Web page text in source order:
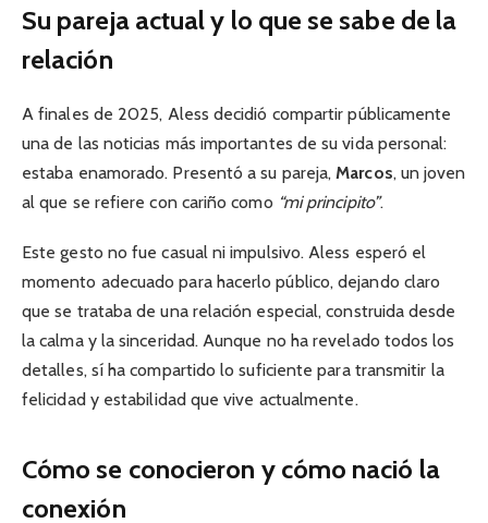
Su pareja actual y lo que se sabe de la
relación
A finales de 2025, Aless decidió compartir públicamente
una de las noticias más importantes de su vida personal:
estaba enamorado. Presentó a su pareja,Marcos, un joven
al que se refiere con cariño como “mi principito”.
Este gesto no fue casual ni impulsivo. Aless esperó el
momento adecuado para hacerlo público, dejando claro
que se trataba de una relación especial, construida desde
la calma y la sinceridad. Aunque no ha revelado todos los
detalles, sí ha compartido lo suficiente para transmitir la
felicidad y estabilidad que vive actualmente.
Cómo se conocieron y cómo nació la
conexión